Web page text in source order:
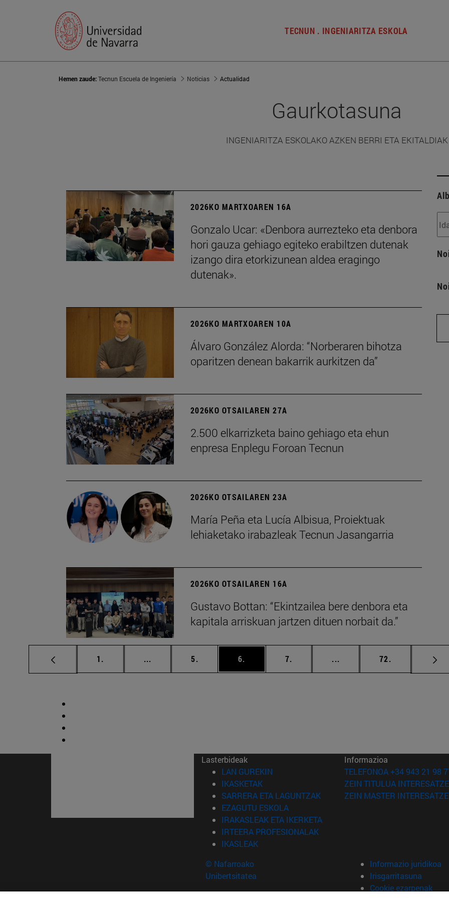
TECNUN . INGENIARITZA ESKOLA
Hemen zaude:Tecnun Escuela de Ingeniería Noticias Actualidad
Gaurkotasuna
INGENIARITZA ESKOLAKO AZKEN BERRI ETA EKITALDIAK
2026KO MARTXOAREN 16A
Gonzalo Ucar: «Denbora aurrezteko eta denbora
hori gauza gehiago egiteko erabiltzen dutenak
izango dira etorkizunean aldea eragingo
dutenak».
2026KO MARTXOAREN 10A
Álvaro González Alorda: “Norberaren bihotza
oparitzen denean bakarrik aurkitzen da”
2026KO OTSAILAREN 27A
2.500 elkarrizketa baino gehiago eta ehun
enpresa Enplegu Foroan Tecnun
2026KO OTSAILAREN 23A
María Peña eta Lucía Albisua, Proiektuak
lehiaketako irabazleak Tecnun Jasangarria
2026KO OTSAILAREN 16A
Gustavo Bottan: “Ekintzailea bere denbora eta
kapitala arriskuan jartzen dituen norbait da.”
1. ... Tarteko orrialdeak Erabili TAB tekla nabigatzeko.
5. 6. 7. ... Tarteko orrialdeak Erabili
72.
Lasterbideak
LAN GUREKIN (Beste leiho batean irekiko da)
IKASKETAK(Beste leiho batean irekiko da)
SARRERA ETA LAGUNTZAK(Beste leiho batean irekiko da)
EZAGUTU ESKOLA(Beste leiho batean irekiko da)
IRAKASLEAK ETA IKERKETA(Beste leiho batean irekiko da)
IRTEERA PROFESIONALAK(Beste leiho batean irekiko da)
IKASLEAK(Beste leiho batean irekiko da)
Informazioa
TELEFONOA +34 943 21 98
ZEIN TITULUA
ZEIN MASTER
© Nafarroako
Unibertsitatea
Informazio juridikoa
Irisgarritasuna
Cookie ezarpenak